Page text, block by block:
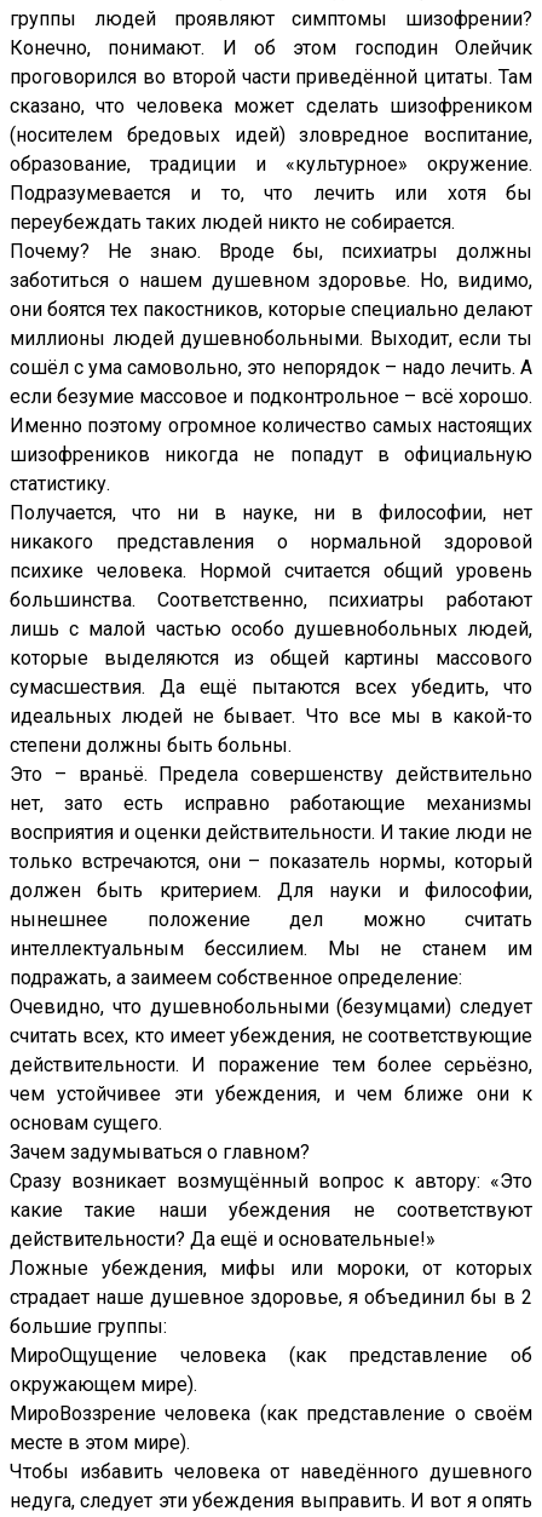
группы людей проявляют симптомы шизофрении?
Конечно, понимают. И об этом господин Олейчик
проговорился во второй части приведённой цитаты. Там
сказано, что человека может сделать шизофреником
(носителем бредовых идей) зловредное воспитание,
образование, традиции и «культурное» окружение.
Подразумевается и то, что лечить или хотя бы
переубеждать таких людей никто не собирается.
Почему? Не знаю. Вроде бы, психиатры должны
заботиться о нашем душевном здоровье. Но, видимо,
они боятся тех пакостников, которые специально делают
миллионы людей душевнобольными. Выходит, если ты
сошёл с ума самовольно, это непорядок – надо лечить. А
если безумие массовое и подконтрольное – всё хорошо.
Именно поэтому огромное количество самых настоящих
шизофреников никогда не попадут в официальную
статистику.
Получается, что ни в науке, ни в философии, нет
никакого представления о нормальной здоровой
психике человека. Нормой считается общий уровень
большинства. Соответственно, психиатры работают
лишь с малой частью особо душевнобольных людей,
которые выделяются из общей картины массового
сумасшествия. Да ещё пытаются всех убедить, что
идеальных людей не бывает. Что все мы в какой-то
степени должны быть больны.
Это – враньё. Предела совершенству действительно
нет, зато есть исправно работающие механизмы
восприятия и оценки действительности. И такие люди не
только встречаются, они – показатель нормы, который
должен быть критерием. Для науки и философии,
нынешнее положение дел можно считать
интеллектуальным бессилием. Мы не станем им
подражать, а заимеем собственное определение:
Очевидно, что душевнобольными (безумцами) следует
считать всех, кто имеет убеждения, не соответствующие
действительности. И поражение тем более серьёзно,
чем устойчивее эти убеждения, и чем ближе они к
основам сущего.
Зачем задумываться о главном?
Сразу возникает возмущённый вопрос к автору: «Это
какие такие наши убеждения не соответствуют
действительности? Да ещё и основательные!»
Ложные убеждения, мифы или мороки, от которых
страдает наше душевное здоровье, я объединил бы в 2
большие группы:
МироОщущение человека (как представление об
окружающем мире).
МироВоззрение человека (как представление о своём
месте в этом мире).
Чтобы избавить человека от наведённого душевного
недуга, следует эти убеждения выправить. И вот я опять